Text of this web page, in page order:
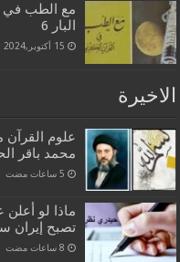
مع الطب في
البار 6
15 أكتوبر,2024
الاخيرة
علوم القرآن
محمد باقر
ماذا لو
تصبح إيران